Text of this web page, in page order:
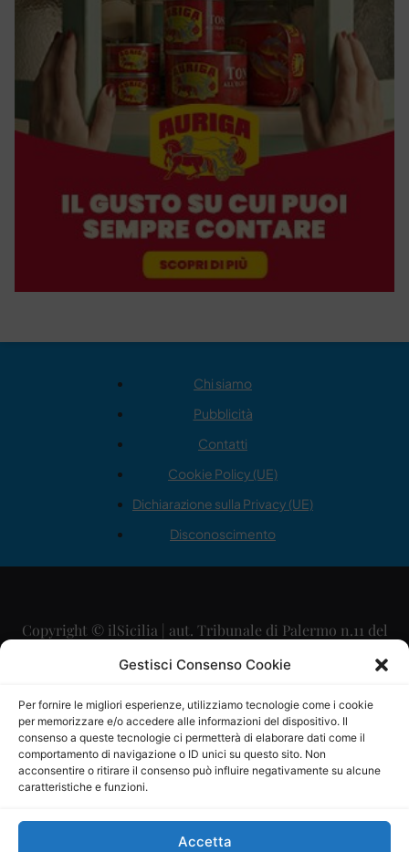
Gestisci Consenso Cookie
Per fornire le migliori esperienze, utilizziamo tecnologie come i cookie
per memorizzare e/o accedere alle informazioni del dispositivo. Il
consenso a queste tecnologie ci permetterà di elaborare dati come il
comportamento di navigazione o ID unici su questo sito. Non
acconsentire o ritirare il consenso può influire negativamente su alcune
caratteristiche e funzioni.
Accetta
Chi siamo
Pubblicità
Contatti
Cookie Policy (UE)
Dichiarazione sulla Privacy (UE)
Disconoscimento
Copyright © ilSicilia | aut. Tribunale di Palermo n.11 del
29/09/2015
Direttore Editoriale: Maurizio Scaglione
Direttore Responsabile: Maria Calabrese
P.IVA: 06334930820